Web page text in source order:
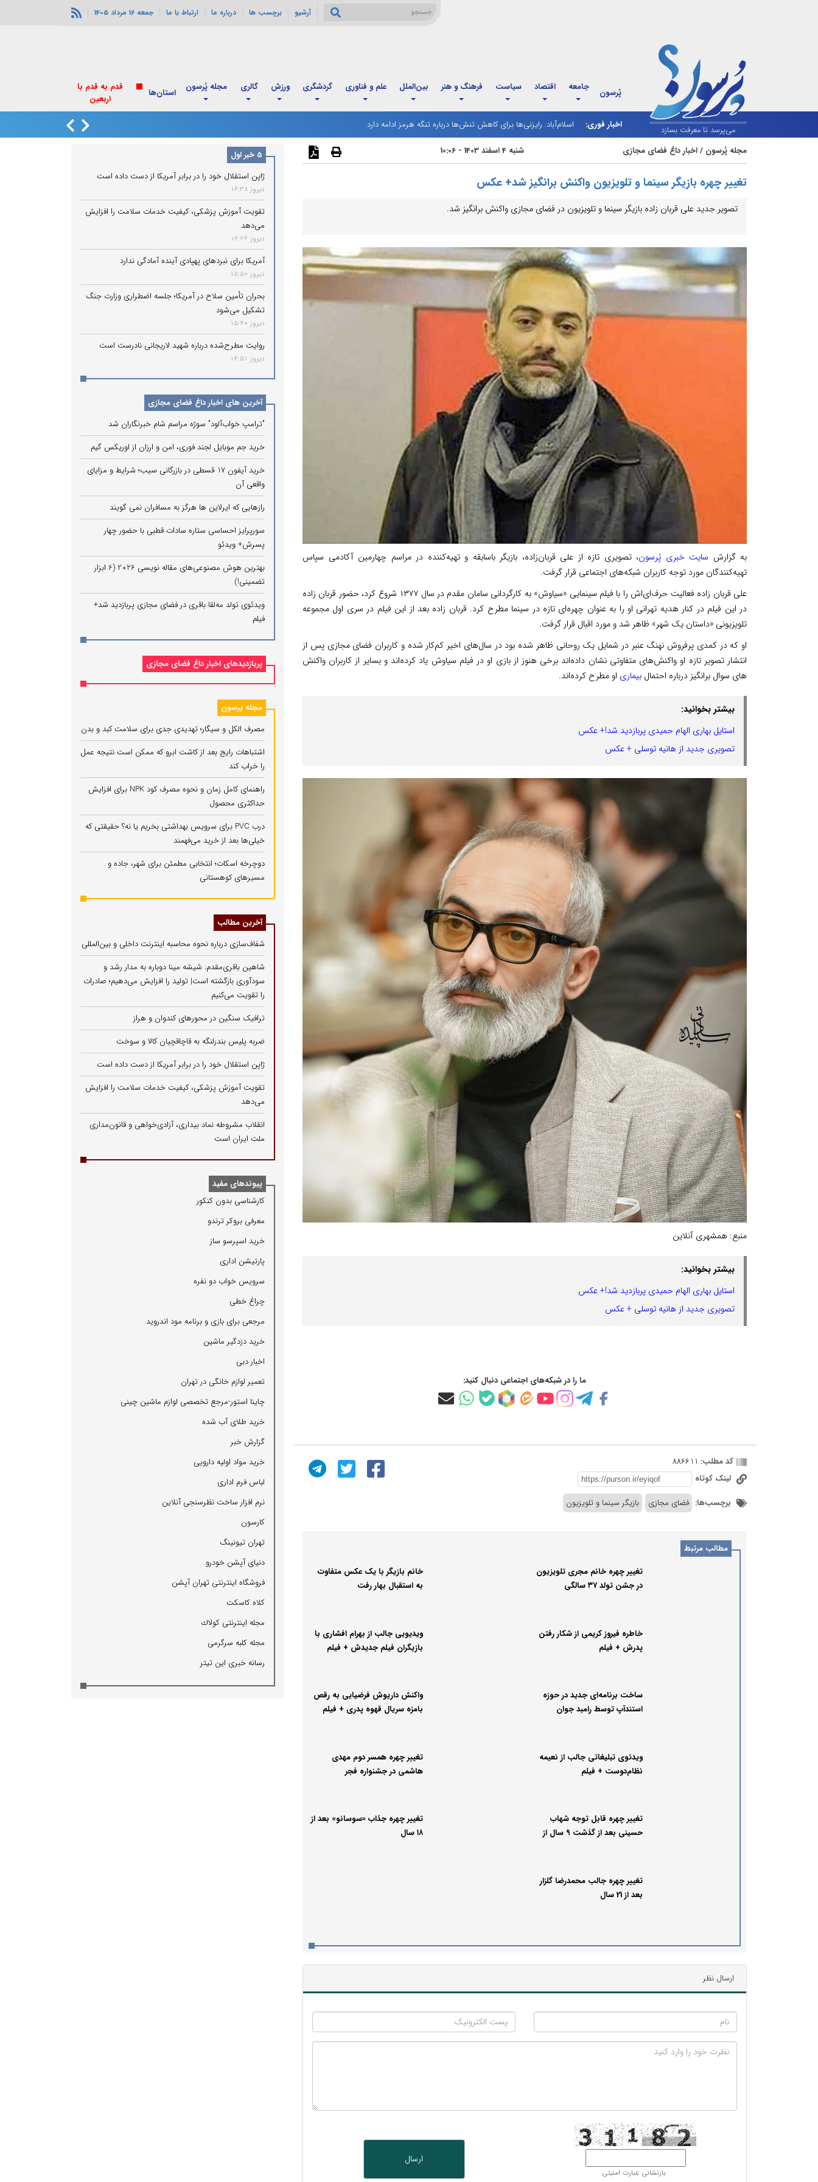
آرشیو برچسب ها درباره ما ارتباط با ما جمعه 16 مرداد 1405
می‌پرسد تا معرفت بسازد
پُرسون جامعه اقتصاد سیاست فرهنگ و هنر بین‌الملل علم و فناوری گردشگری ورزش گالری مجله پُرسون استان‌ها
قدم به قدم با
اربعین
اخبار فوری:
اسلام‌آباد: رایزنی‌ها برای کاهش تنش‌ها درباره تنگه هرمز ادامه دارد
شارژ کالابرگ مردادماه آغاز شد؛ زمان‌بندی جدید و تغییر فاصله واریز اعتبار خانوارها
مجله پُرسون /اخبار داغ فضای مجازی شنبه 4 اسفند 1403 - 10:06
تغییر چهره بازیگر سینما و تلویزیون واکنش برانگیز شد+ عکس
تصویر جدید علی قربان زاده بازیگر سینما و تلویزیون در فضای مجازی واکنش برانگیز شد.
به گزارش سایت خبری پُرسون، تصویری تازه از علی قربان‌زاده، بازیگر باسابقه و تهیه‌کننده در مراسم چهارمین آکادمی سپاس
تهیه‌کنندگان مورد توجه کاربران شبکه‌های اجتماعی قرار گرفت.
علی قربان زاده فعالیت حرف‌ای‌اش را با فیلم سینمایی «سیاوش» به کارگردانی سامان مقدم در سال ۱۳۷۷ شروع کرد، حضور قربان زاده
در این فیلم در کنار هدیه تهرانی او را به عنوان چهره‌ای تازه در سینما مطرح کرد. قربان زاده بعد از این فیلم در سری اول مجموعه
تلویزیونی «داستان یک شهر» ظاهر شد و مورد اقبال قرار گرفت.
او که در کمدی پرفروش نهنگ عنبر در شمایل یک روحانی ظاهر شده بود در سال‌های اخیر کم‌کار شده و کاربران فضای مجازی پس از
انتشار تصویر تازه او واکنش‌های متفاوتی نشان داده‌اند برخی هنوز از بازی او در فیلم سیاوش یاد کرده‌اند و بسایر از کاربران واکنش
‌های سوال برانگیز درباره احتمال بیماری او مطرح کرده‌اند.
بیشتر بخوانید:
استایل بهاری الهام حمیدی پربازدید شد!+ عکس
تصویری جدید از هانیه توسلی + عکس
منبع: همشهری آنلاین
بیشتر بخوانید:
استایل بهاری الهام حمیدی پربازدید شد!+ عکس
تصویری جدید از هانیه توسلی + عکس
ما را در شبکه‌های اجتماعی دنبال کنید:
کد مطلب: 886611
لینک کوتاه
برچسب‌ها: فضای مجازی بازیگر سینما و تلویزیون
مطالب مرتبط
تغییر چهره خانم مجری تلویزیون
در جشن تولد ۳۷ سالگی
خانم بازیگر با یک عکس متفاوت
به استقبال بهار رفت
خاطره فیروز کریمی از شکار رفتن
پدرش + فیلم
ویدیویی جالب از بهرام افشاری با
بازیگران فیلم جدیدش + فیلم
ساخت برنامه‌ای جدید در حوزه
استندآپ توسط رامبد جوان
واکنش داریوش فرضیایی به رقص
بامزه سریال قهوه پدری + فیلم
ویدئوی تبلیغاتی جالب از نعیمه
نظام‌دوست + فیلم
تغییر چهره همسر دوم مهدی
هاشمی در جشنواره فجر
تغییر چهره قابل توجه شهاب
حسینی بعد از گذشت ۹ سال از
تغییر چهره جذاب «سوسانو» بعد از
۱۸ سال
تغییر چهره جالب محمدرضا گلزار
بعد از 21 سال
ارسال نظر
بازنشانی عبارت امنیتی
5 خبر اول
ژاپن استقلال خود را در برابر آمریکا از دست داده است
دیروز 16:38
تقویت آموزش پزشکی، کیفیت خدمات سلامت را افزایش
می‌دهد
دیروز 16:26
آمریکا برای نبردهای پهپادی آینده آمادگی ندارد
دیروز 15:50
بحران تأمین سلاح در آمریکا؛ جلسه اضطراری وزارت جنگ
تشکیل می‌شود
دیروز 15:40
روایت مطرح‌شده درباره شهید لاریجانی نادرست است
دیروز 14:51
آخرین های اخبار داغ فضای مجازی
"ترامپ خواب‌آلود" سوژه مراسم شام خبرنگاران شد
خرید جم موبایل لجند فوری، امن و ارزان از اوریکس گیم
خرید آیفون 17 قسطی در بازرگانی سیب؛ شرایط و مزایای
واقعی آن
رازهایی که ایرلاین ‌ها هرگز به مسافران نمی‌ گویند
سورپرایز احساسی ستاره سادات قطبی با حضور چهار
پسرش+ ویدئو
بهترین هوش مصنوعی‌های مقاله نویسی 2026 (6 ابزار
تضمینی!)
ویدئوی تولد مه‌لقا باقری در فضای مجازی پربازدید شد+
فیلم
پربازدیدهای اخبار داغ فضای مجازی
مجله پرسون
مصرف الکل و سیگار؛ تهدیدی جدی برای سلامت کبد و بدن
اشتباهات رایج بعد از کاشت ابرو که ممکن است نتیجه عمل
را خراب کند
راهنمای کامل زمان و نحوه مصرف کود NPK برای افزایش
حداکثری محصول
درب PVC برای سرویس بهداشتی بخریم یا نه؟ حقیقتی که
خیلی‌ها بعد از خرید می‌فهمند
دوچرخه اسکات؛ انتخابی مطمئن برای شهر، جاده و
مسیرهای کوهستانی
آخرین مطالب
شفاف‌سازی درباره نحوه محاسبه اینترنت داخلی و بین‌المللی
شاهین باقری‌مقدم: شیشه مینا دوباره به مدار رشد و
سودآوری بازگشته است| تولید را افزایش می‌دهیم؛ صادرات
را تقویت می‌کنیم
ترافیک سنگین در محورهای کندوان و هراز
ضربه پلیس بندرلنگه به قاچاقچیان کالا و سوخت
ژاپن استقلال خود را در برابر آمریکا از دست داده است
تقویت آموزش پزشکی، کیفیت خدمات سلامت را افزایش
می‌دهد
انقلاب مشروطه نماد بیداری، آزادی‌خواهی و قانون‌مداری
ملت ایران است
پیوندهای مفید
كارشناسی بدون كنكور
معرفی بروكر ترندو
خرید اسپرسو ساز
پارتیشن اداری
سرویس خواب دو نفره
چراغ خطی
مرجعی برای بازی و برنامه مود اندروید
خرید دزدگیر ماشین
اخبار دبی
تعمیر لوازم خانگی در تهران
چاینا استور-مرجع تخصصی لوازم ماشین چینی
خرید طلای آب شده
گزارش خبر
خرید مواد اولیه دارویی
لباس فرم اداری
نرم افزار ساخت نظرسنجی آنلاین
كارسون
تهران تیونینگ
دنیای آپشن خودرو
فروشگاه اینترنتی تهران آپشن
كلاه كاسكت
مجله اینترنتی كولاك
مجله كلبه سرگرمی
رسانه خبری این تیتر